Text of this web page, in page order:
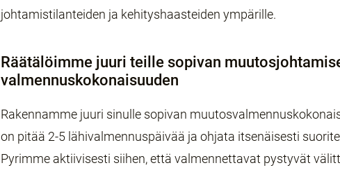
johtamistilanteiden ja kehityshaasteiden ympärille.
Räätälöimme juuri teille sopivan
valmennuskokonaisuuden
Rakennamme juuri sinulle sopivan
on pitää 2-5 lähivalmennuspäivää ja ohjata itsenäisesti
Pyrimme aktiivisesti siihen, että valmennettavat pystyvät